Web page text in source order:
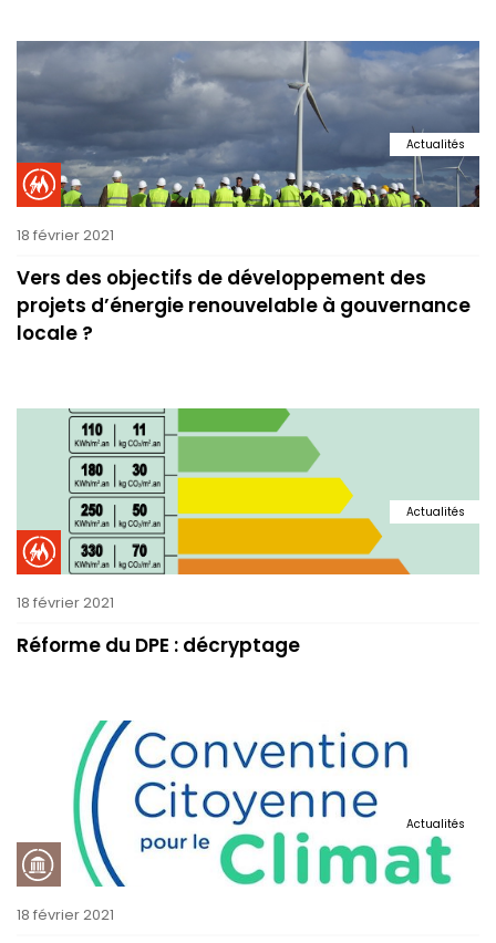
Actualités
18 février 2021
Vers des objectifs de développement des
projets d’énergie renouvelable à gouvernance
locale ?
Actualités
18 février 2021
Réforme du DPE : décryptage
Actualités
18 février 2021